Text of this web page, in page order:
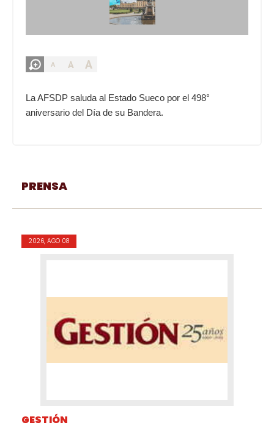
A A A
La AFSDP saluda al Estado Sueco por el 498°
aniversario del Día de su Bandera.
PRENSA
2026, AGO 08
GESTIÓN